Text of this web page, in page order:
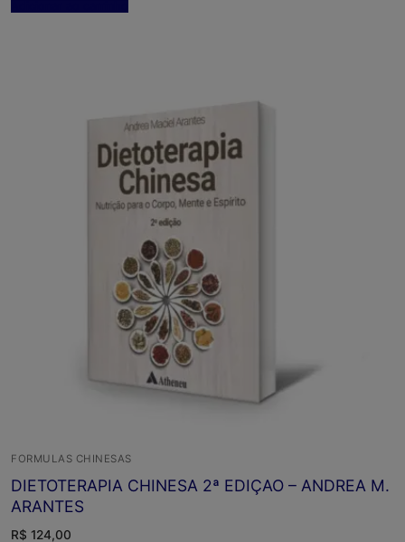
FORMULAS CHINESAS
DIETOTERAPIA CHINESA 2ª EDIÇAO – ANDREA M.
ARANTES
R$ 124,00